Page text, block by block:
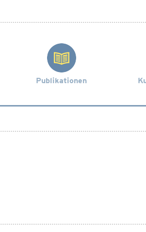
Publikationen